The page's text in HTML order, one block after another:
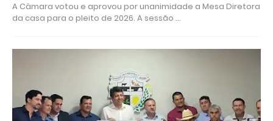
A Câmara votou e aprovou por unanimidade a Mesa Diretora
da casa para o pleito de 2026. A sessão …